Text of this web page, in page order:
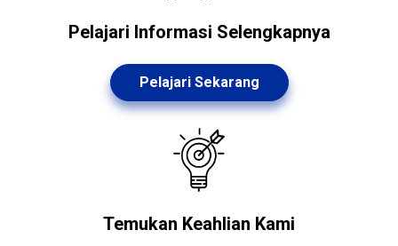
Pelajari Informasi Selengkapnya
Pelajari Sekarang
Temukan Keahlian Kami